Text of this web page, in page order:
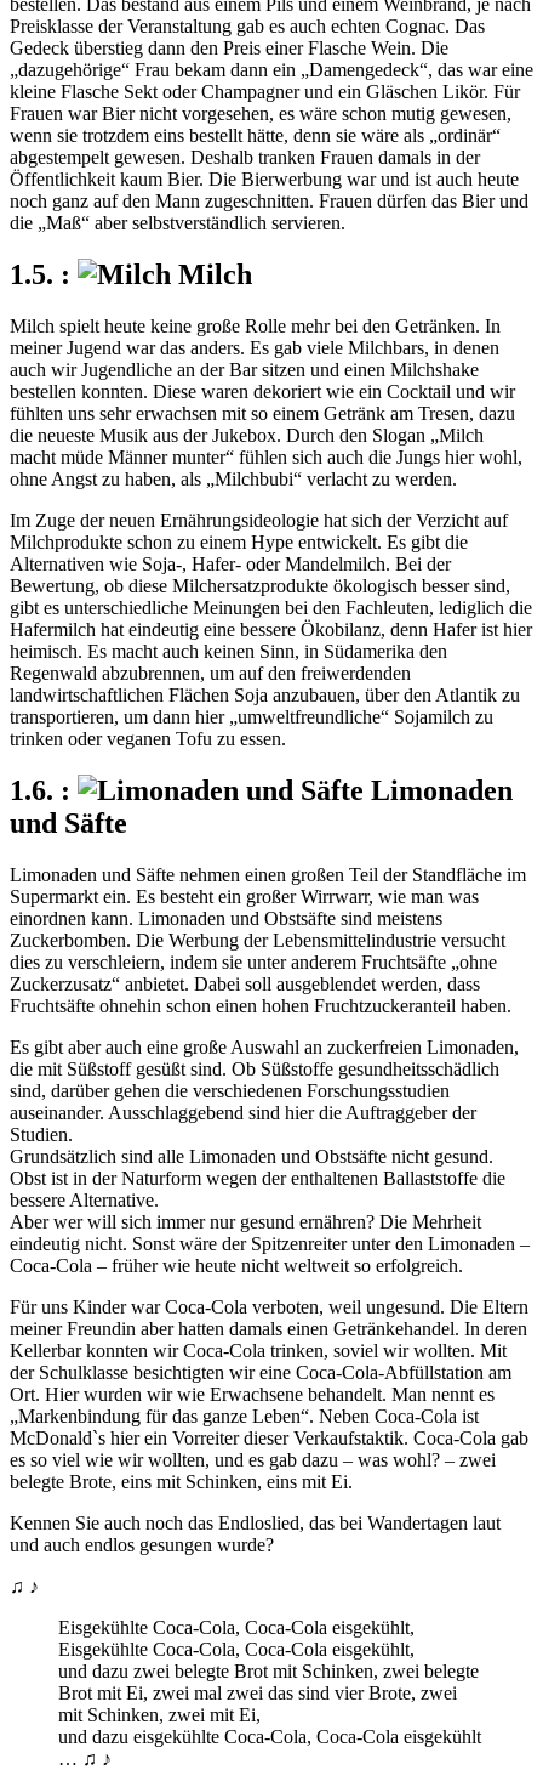
bestellen. Das bestand aus einem Pils und einem Weinbrand, je nach
Preisklasse der Veranstaltung gab es auch echten Cognac. Das
Gedeck überstieg dann den Preis einer Flasche Wein. Die
dazugehörige
Frau bekam dann ein Damengedeck , das war eine
kleine Flasche Sekt oder Champagner und ein Gläschen Likör. Für
Frauen war Bier nicht vorgesehen, es wäre schon mutig gewesen,
wenn sie trotzdem eins bestellt hätte, denn sie wäre als
ordinär
abgestempelt gewesen. Deshalb tranken Frauen damals in der
Öffentlichkeit kaum Bier. Die Bierwerbung war und ist auch heute
noch ganz auf den Mann zugeschnitten. Frauen dürfen das Bier und
die
Maß aber selbstverständlich servieren.
Milch
Milch spielt heute keine große Rolle mehr bei den Getränken. In
meiner Jugend war das anders. Es gab viele Milchbars, in denen
auch wir Jugendliche an der Bar sitzen und einen Milchshake
bestellen konnten. Diese waren dekoriert wie ein Cocktail und wir
fühlten uns sehr erwachsen mit so einem Getränk am Tresen, dazu
die neueste Musik aus der Jukebox. Durch den Slogan
Milch
macht müde Männer munter
fühlen sich auch die Jungs hier wohl,
ohne Angst zu haben, als
Milchbubi
verlacht zu werden.
Im Zuge der neuen Ernährungsideologie hat sich der Verzicht auf
Milchprodukte schon zu einem Hype entwickelt. Es gibt die
Alternativen wie Soja-, Hafer- oder Mandelmilch. Bei der
Bewertung, ob diese Milchersatzprodukte ökologisch besser sind,
gibt es unterschiedliche Meinungen bei den Fachleuten, lediglich die
Hafermilch hat eindeutig eine bessere Ökobilanz, denn Hafer ist hier
heimisch. Es macht auch keinen Sinn, in Südamerika den
Regenwald abzubrennen, um auf den freiwerdenden
landwirtschaftlichen Flächen Soja anzubauen, über den Atlantik zu
transportieren, um dann hier umweltfreundliche
Sojamilch zu
trinken oder veganen Tofu zu essen.
Limonaden
und Säfte
Limonaden und Säfte nehmen einen großen Teil der Standfläche im
Supermarkt ein. Es besteht ein großer Wirrwarr, wie man was
einordnen kann. Limonaden und Obstsäfte sind meistens
Zuckerbomben. Die Werbung der Lebensmittelindustrie versucht
dies zu verschleiern, indem sie unter anderem Fruchtsäfte
ohne
Zuckerzusatz
anbietet. Dabei soll ausgeblendet werden, dass
Fruchtsäfte ohnehin schon einen hohen Fruchtzuckeranteil haben.
Es gibt aber auch eine große Auswahl an zuckerfreien Limonaden,
die mit Süßstoff gesüßt sind. Ob Süßstoffe gesundheitsschädlich
sind, darüber gehen die verschiedenen Forschungsstudien
auseinander. Ausschlaggebend sind hier die Auftraggeber der
Studien.
Grundsätzlich sind alle Limonaden und Obstsäfte nicht gesund.
Obst ist in der Naturform wegen der enthaltenen Ballaststoffe die
bessere Alternative.
Aber wer will sich immer nur gesund ernähren? Die Mehrheit
eindeutig nicht. Sonst wäre der Spitzenreiter unter den Limonaden –
Coca-Cola – früher wie heute nicht weltweit so erfolgreich.
Für uns Kinder war Coca-Cola verboten, weil ungesund. Die Eltern
meiner Freundin aber hatten damals einen Getränkehandel. In deren
Kellerbar konnten wir Coca-Cola trinken, soviel wir wollten. Mit
der Schulklasse besichtigten wir eine Coca-Cola-Abfüllstation am
Ort. Hier wurden wir wie Erwachsene behandelt. Man nennt es
Markenbindung für das ganze Leben . Neben Coca-Cola ist
McDonald`s hier ein Vorreiter dieser Verkaufstaktik. Coca-Cola gab
es so viel wie wir wollten, und es gab dazu – was wohl? – zwei
belegte Brote, eins mit Schinken, eins mit Ei.
Kennen Sie auch noch das Endloslied, das bei Wandertagen laut
und auch endlos gesungen wurde?
♫ ♪
Eisgekühlte Coca-Cola, Coca-Cola eisgekühlt,
Eisgekühlte Coca-Cola, Coca-Cola eisgekühlt,
und dazu zwei belegte Brot mit Schinken, zwei belegte
Brot mit Ei, zwei mal zwei das sind vier Brote, zwei
mit Schinken, zwei mit Ei,
und dazu eisgekühlte Coca-Cola, Coca-Cola eisgekühlt
… ♫ ♪